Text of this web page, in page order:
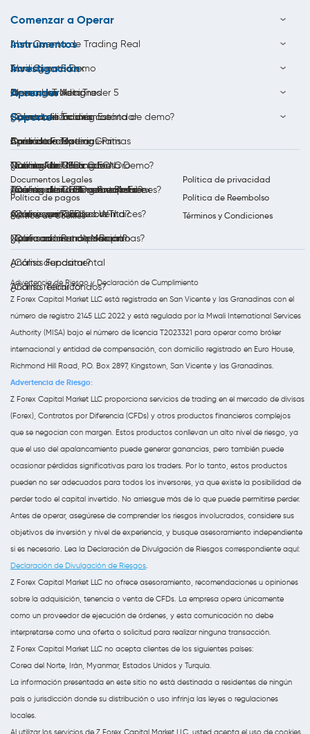
Documentos Legales
Política de privacidad
Política de pagos
Política de Reembolso
Política de Cookies
Términos y Condiciones
Comenzar a Operar
Abrir Cuenta de Trading Real
Abrir Cuenta Demo
Descargar MetaTrader 5
Cuenta de Trading Estándar
Bono de Forex
Cuenta de Trading ECN
Cuenta de Trading Swap-Free
Instrumentos
Trading en Forex
Opera con Acciones
Opera con Índices
Opera con Materias Primas
Trading de CFDs sobre Oro
Trading de CFDs sobre Plata
Opera con Petróleo WTI
Opera con Petróleo Brent
Investigación
Ideas de Trading
Calendario Económico
Análisis de Trading
Noticias del Mercado
Análisis diario al mercado Forex
Análisis semanal
Notificaciones de Mercado
Aprender
¿Cómo utilizar una cuenta de demo?
Aprenda a Operar Gratis
Qué es Forex?
¿Qué son los CFD sobre Acciones?
¿Qué es un CFD sobre índices?
¿Qué son las materias primas?
Análisis Fundamental
Análisis Técnico
Soporte
Contáctenos
¿Cómo Abrir Una Cuenta Demo?
¿Cómo abrir una cuenta real?
¿Cómo verificar su cuenta?
¿Cómo abrir una posición?
¿Cómo depositar?
¿Cómo retirar fondos?
Advertencia de Riesgo y Declaración de Cumplimiento
Z Forex Capital Market LLC está registrada en San Vicente y las Granadinas con el
número de registro 2145 LLC 2022 y está regulada por la Mwali International Services
Authority (MISA) bajo el número de licencia T2023321 para operar como bróker
internacional y entidad de compensación, con domicilio registrado en Euro House,
Richmond Hill Road, P.O. Box 2897, Kingstown, San Vicente y las Granadinas.
Advertencia de Riesgo:
Z Forex Capital Market LLC proporciona servicios de trading en el mercado de divisas
(Forex), Contratos por Diferencia (CFDs) y otros productos financieros complejos
que se negocian con margen. Estos productos conllevan un alto nivel de riesgo, ya
que el uso del apalancamiento puede generar ganancias, pero también puede
ocasionar pérdidas significativas para los traders. Por lo tanto, estos productos
pueden no ser adecuados para todos los inversores, ya que existe la posibilidad de
perder todo el capital invertido. No arriesgue más de lo que puede permitirse perder.
Antes de operar, asegúrese de comprender los riesgos involucrados, considere sus
objetivos de inversión y nivel de experiencia, y busque asesoramiento independiente
si es necesario. Lea la Declaración de Divulgación de Riesgos correspondiente aquí:
Declaración de Divulgación de Riesgos.
Z Forex Capital Market LLC no ofrece asesoramiento, recomendaciones u opiniones
sobre la adquisición, tenencia o venta de CFDs. La empresa opera únicamente
como un proveedor de ejecución de órdenes, y esta comunicación no debe
interpretarse como una oferta o solicitud para realizar ninguna transacción.
Z Forex Capital Market LLC no acepta clientes de los siguientes países:
Corea del Norte, Irán, Myanmar, Estados Unidos y Turquía.
La información presentada en este sitio no está destinada a residentes de ningún
país o jurisdicción donde su distribución o uso infrinja las leyes o regulaciones
locales.